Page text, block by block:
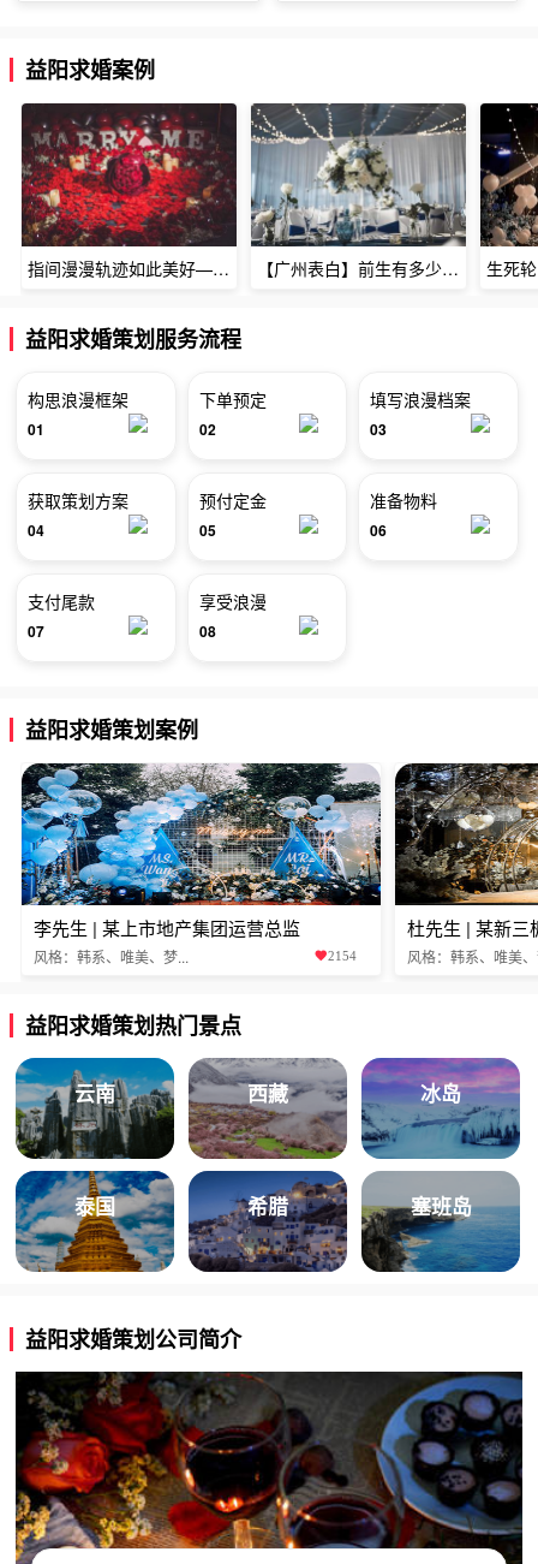
益阳求婚案例
指间漫漫轨迹如此美好——深圳烈焰玫瑰生日惊喜 【广州表白】前生有多少未尽的缘7张
益阳求婚策划服务流程
构思浪漫框架
01
下单预定
02
填写浪漫档案
03
获取策划方案
04
预付定金
05
准备物料
06
支付尾款
07
享受浪漫
08
益阳求婚策划案例
李先生 | 某上市地产集团运营总监
风格：韩系、唯美、梦... 2154
杜先生 | 某新三
风格：韩系、唯美
益阳求婚策划热门景点
云南 西藏 冰岛
泰国 希腊 塞班岛
益阳求婚策划公司简介